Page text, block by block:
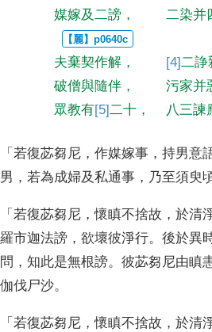
媒嫁及二謗 ， 二染并
夫棄契作解 ， [4]二諍
破僧與隨伴 ，
污家并
眾教有[5]二十 ， 八三諫
「若復苾芻尼 ，作媒嫁事 ，持男意
男 ，若為成婦及私通事 ， 乃至須臾
「若復苾芻尼 ，懷瞋不捨故 ，於清
羅市迦法謗 ，欲壞彼淨行。後於異
問 ，知此是無根謗。彼苾芻尼由瞋
伽伐尸沙。
「若復苾芻尼 ，懷瞋不捨故 ，於清